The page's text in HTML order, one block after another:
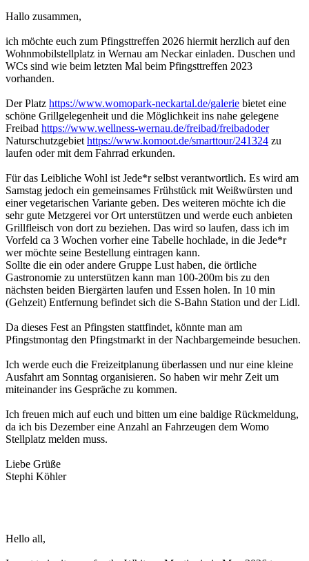
Hallo zusammen,
ich möchte euch zum Pfingsttreffen 2026 hiermit herzlich auf den
Wohnmobilstellplatz in Wernau am Neckar einladen. Duschen und
WCs sind wie beim letzten Mal beim Pfingsttreffen 2023
vorhanden.
Der Platz https://www.womopark-neckartal.de/galerie bietet eine
schöne Grillgelegenheit und die Möglichkeit ins nahe gelegene
Freibad https://www.wellness-wernau.de/freibad/freibadoder
Naturschutzgebiet https://www.komoot.de/smarttour/241324 zu
laufen oder mit dem Fahrrad erkunden.
Für das Leibliche Wohl ist Jede*r selbst verantwortlich. Es wird am
Samstag jedoch ein gemeinsames Frühstück mit Weißwürsten und
einer vegetarischen Variante geben. Des weiteren möchte ich die
sehr gute Metzgerei vor Ort unterstützen und werde euch anbieten
Grillfleisch von dort zu beziehen. Das wird so laufen, dass ich im
Vorfeld ca 3 Wochen vorher eine Tabelle hochlade, in die Jede*r
wer möchte seine Bestellung eintragen kann.
Sollte die ein oder andere Gruppe Lust haben, die örtliche
Gastronomie zu unterstützen kann man 100-200m bis zu den
nächsten beiden Biergärten laufen und Essen holen. In 10 min
(Gehzeit) Entfernung befindet sich die S-Bahn Station und der Lidl.
Da dieses Fest an Pfingsten stattfindet, könnte man am
Pfingstmontag den Pfingstmarkt in der Nachbargemeinde besuchen.
Ich werde euch die Freizeitplanung überlassen und nur eine kleine
Ausfahrt am Sonntag organisieren. So haben wir mehr Zeit um
miteinander ins Gespräche zu kommen.
Ich freuen mich auf euch und bitten um eine baldige Rückmeldung,
da ich bis Dezember eine Anzahl an Fahrzeugen dem Womo
Stellplatz melden muss.
Liebe Grüße
Stephi Köhler
Hello all,